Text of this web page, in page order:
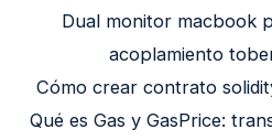
Dual monitor macbook
acoplamiento
Cómo crear contrato
Qué es Gas y GasPrice: